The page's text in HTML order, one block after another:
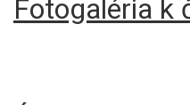
Fotogaléria k